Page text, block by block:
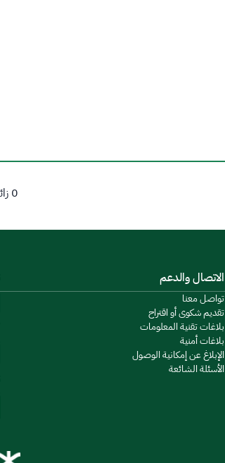
0 زائرًا أعجبهم محتوى الصفحة من أصل 0 مشاركة
الاتصال والدعم
تواصل معنا
تقديم شكوى أو اقتراح
بلاغات تقنية المعلومات
بلاغات أمنية
الإبلاغ عن إمكانية الوصول
الأسئلة الشائعة